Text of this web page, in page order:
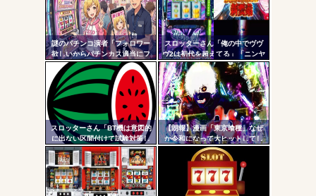
謎のパチンコ演者「フォロワー
欲しいからパチンカス適当にフ
ォローしよう」「フォロー返し
て来ないやつリムろ」←これで
何回もフォローしてくるのウザ
がられてますよ
スロッターさん「俺の中でヴヴ
ヴ2は初代を超えてる」「ニンヤ
メで状況が一変するのも良いス
パイスになってる」
スロッターさん「BT機は意図的
に出ない区間付けて試験対策し
てそうな気がする」
【朗報】漫画「東京喰種」なぜ
か令和になって大ヒットしてし
まうｗｗｗ